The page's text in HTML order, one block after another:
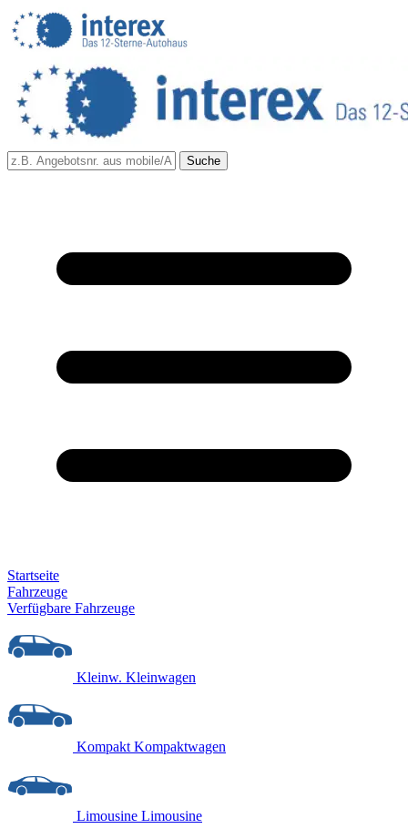
Suche
Startseite
Fahrzeuge
Verfügbare Fahrzeuge
Kleinw. Kleinwagen
Kompakt Kompaktwagen
Limousine Limousine